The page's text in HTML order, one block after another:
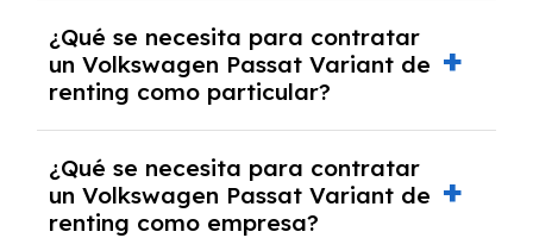
pero puede haber penalizaciones por
cancelación anticipada. Es importante revisar
las condiciones del contrato y hablar con un
experto que te asesore.
¿Qué se necesita para contratar
un Volkswagen Passat Variant de
renting como particular?
y, en algunos casos, una consulta de solvencia
crediticia y un pago inicial.
¿Qué se necesita para contratar
un Volkswagen Passat Variant de
renting como empresa?